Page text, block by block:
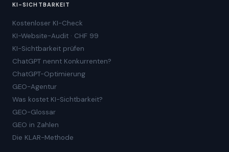
KI-SICHTBARKEIT
Kostenloser KI-Check
KI-Website-Audit · CHF 99
KI-Sichtbarkeit prüfen
ChatGPT nennt Konkurrenten?
ChatGPT-Optimierung
GEO-Agentur
Was kostet KI-Sichtbarkeit?
GEO-Glossar
GEO in Zahlen
Die KLAR-Methode